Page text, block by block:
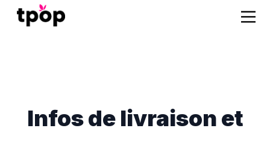
Infos de livraison et